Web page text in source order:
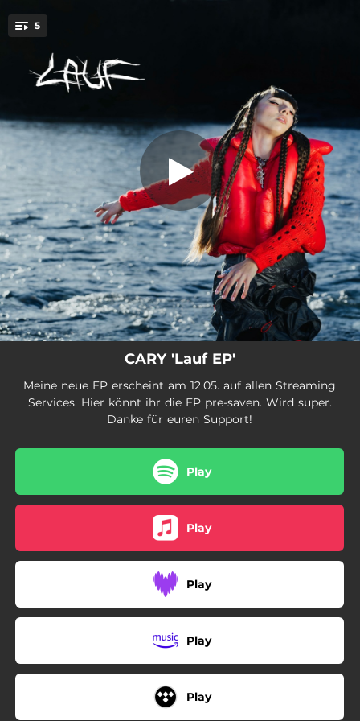
5
02:37
Immer weiter
Lauf
02:24
Passé
02:27
Seitenstreifen
02:05
CARY 'Lauf EP'
Meine neue EP erscheint am 12.05. auf allen Streaming
Services. Hier könnt ihr die EP pre-saven. Wird super.
Danke für euren Support!
Play
Play
Play
Play
Play